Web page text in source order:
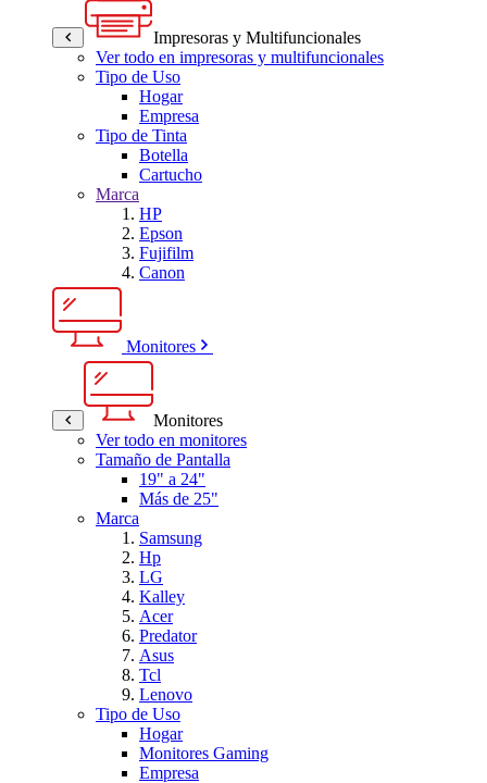
Impresoras y Multifuncionales
Ver todo en impresoras y multifuncionales
Tipo de Uso
Hogar
Empresa
Tipo de Tinta
Botella
Cartucho
Marca
HP
Epson
Fujifilm
Canon
Monitores
Monitores
Ver todo en monitores
Tamaño de Pantalla
19" a 24"
Más de 25"
Marca
Samsung
Hp
LG
Kalley
Acer
Predator
Asus
Tcl
Lenovo
Tipo de Uso
Hogar
Monitores Gaming
Empresa